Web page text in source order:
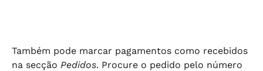
Também pode marcar pagamentos como recebidos
na secção Pedidos. Procure o pedido pelo número